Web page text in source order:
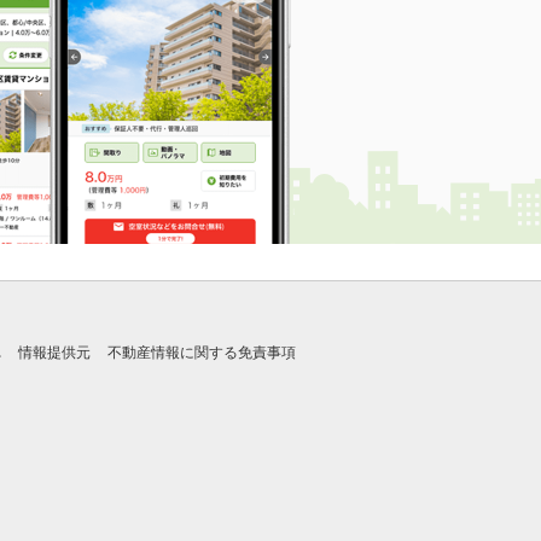
情報提供元 不動産情報に関する免責事項